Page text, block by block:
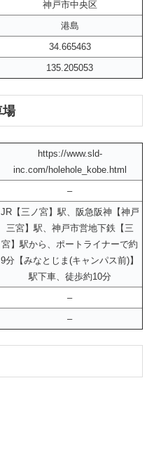
神戸市中央区
港島
34.665463
135.205053
場
https://www.sld-
inc.com/holehole_kobe.html
–
JR【三ノ宮】駅、阪急阪神【神戸
三宮】駅、神戸市営地下鉄【三
宮】駅から、ポートライナーで約
9分【みなとじま(キャンパス前)】
駅下車、徒歩約10分
–
–